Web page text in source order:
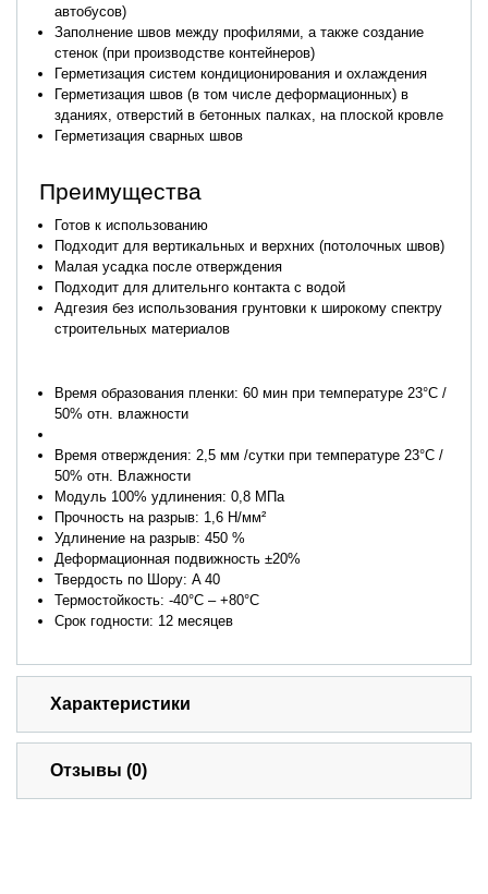
автобусов)
Заполнение швов между профилями, а также создание
стенок (при производстве контейнеров)
Герметизация систем кондиционирования и охлаждения
Герметизация швов (в том числе деформационных) в
зданиях, отверстий в бетонных палках, на плоской кровле
Герметизация сварных швов
Преимущества
Готов к использованию
Подходит для вертикальных и верхних (потолочных швов)
Малая усадка после отверждения
Подходит для длительнго контакта с водой
Адгезия без использования грунтовки к широкому спектру
строительных материалов
Время образования пленки: 60 мин при температуре 23°C /
50% отн. влажности
Время отверждения: 2,5 мм /сутки при температуре 23°C /
50% отн. Влажности
Модуль 100% удлинения: 0,8 МПа
Прочность на разрыв: 1,6 Н/мм²
Удлинение на разрыв: 450 %
Деформационная подвижность ±20%
Твердость по Шору: A 40
Термостойкость: -40°C – +80°C
Срок годности: 12 месяцев
Характеристики
Отзывы (0)